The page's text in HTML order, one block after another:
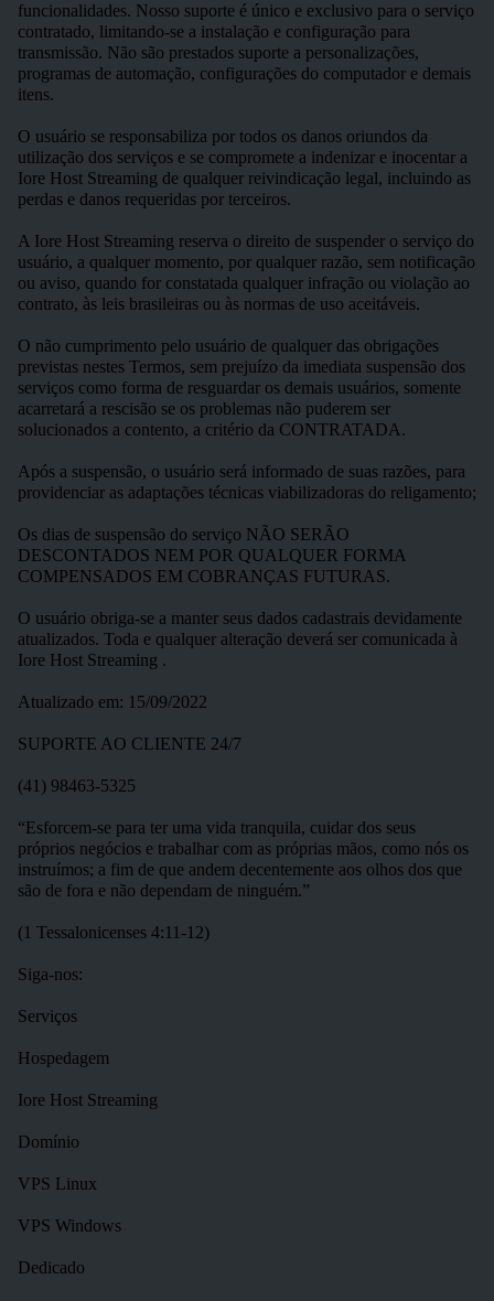
funcionalidades. Nosso suporte é único e exclusivo para o serviço
contratado, limitando-se a instalação e configuração para
transmissão. Não são prestados suporte a personalizações,
programas de automação, configurações do computador e demais
itens.
O usuário se responsabiliza por todos os danos oriundos da
utilização dos serviços e se compromete a indenizar e inocentar a
Iore Host Streaming de qualquer reivindicação legal, incluindo as
perdas e danos requeridas por terceiros.
A Iore Host Streaming reserva o direito de suspender o serviço do
usuário, a qualquer momento, por qualquer razão, sem notificação
ou aviso, quando for constatada qualquer infração ou violação ao
contrato, às leis brasileiras ou às normas de uso aceitáveis.
O não cumprimento pelo usuário de qualquer das obrigações
previstas nestes Termos, sem prejuízo da imediata suspensão dos
serviços como forma de resguardar os demais usuários, somente
acarretará a rescisão se os problemas não puderem ser
solucionados a contento, a critério da CONTRATADA.
Após a suspensão, o usuário será informado de suas razões, para
providenciar as adaptações técnicas viabilizadoras do religamento;
Os dias de suspensão do serviço NÃO SERÃO
DESCONTADOS NEM POR QUALQUER FORMA
COMPENSADOS EM COBRANÇAS FUTURAS.
O usuário obriga-se a manter seus dados cadastrais devidamente
atualizados. Toda e qualquer alteração deverá ser comunicada à
Iore Host Streaming .
Atualizado em: 15/09/2022
SUPORTE AO CLIENTE 24/7
(41) 98463-5325
“Esforcem-se para ter uma vida tranquila, cuidar dos seus
próprios negócios e trabalhar com as próprias mãos, como nós os
instruímos; a fim de que andem decentemente aos olhos dos que
são de fora e não dependam de ninguém.”
(1 Tessalonicenses 4:11-12)
Siga-nos:
Serviços
Hospedagem
Iore Host Streaming
Domínio
VPS Linux
VPS Windows
Dedicado